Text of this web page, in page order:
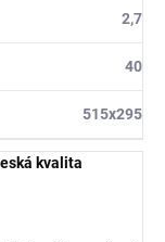
2,7
40
515x295
kvalita